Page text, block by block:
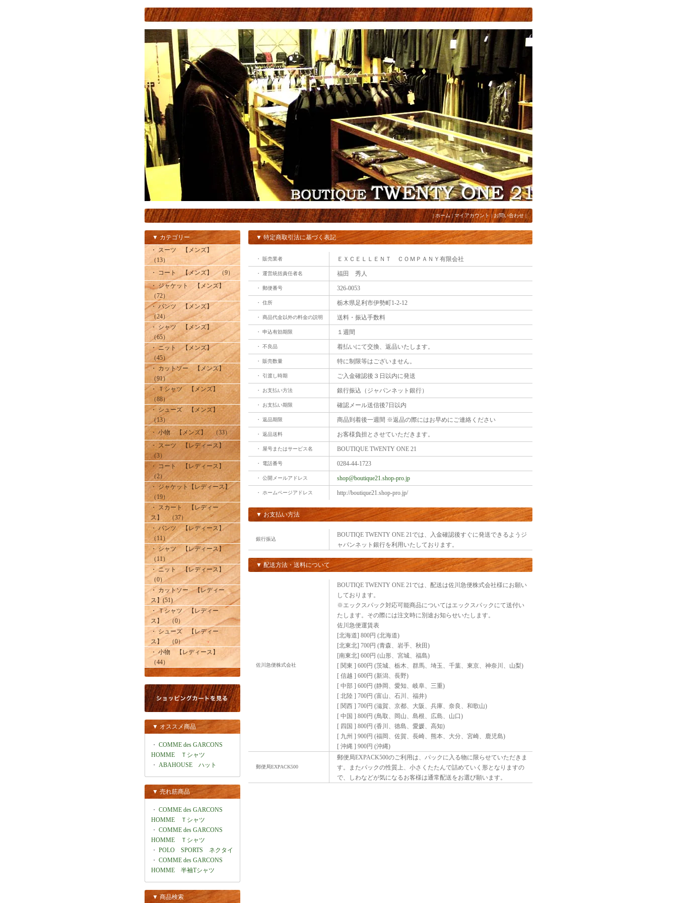
|ホーム|マイアカウント | お問い合わせ |
▼ カテゴリー
・ スーツ 【メンズ】
（13）
・ コート 【メンズ】 （9）
・ ジャケット 【メンズ】
（72）
・ パンツ 【メンズ】
（24）
・ シャツ 【メンズ】
（65）
・ ニット 【メンズ】
（45）
・ カットソー 【メンズ】
（91）
・ Ｔシャツ 【メンズ】
（88）
・ シューズ 【メンズ】
（13）
・ 小物 【メンズ】 （33）
・ スーツ 【レディース】
（3）
・ コート 【レディース】
（2）
・ ジャケット【レディース】
（19）
・ スカート 【レディー
ス】 （37）
・ パンツ 【レディース】
（11）
・ シャツ 【レディース】
（11）
・ ニット 【レディース】
（0）
・ カットソー 【レディー
ス】(51)
・ Ｔシャツ 【レディー
ス】 （0）
・ シューズ 【レディー
ス】 （0）
・ 小物 【レディース】
（44）
▼ オススメ商品
・ COMME des GARCONS
HOMME Ｔシャツ
・ ABAHOUSE ハット
▼ 売れ筋商品
・ COMME des GARCONS
HOMME Ｔシャツ
・ COMME des GARCONS
HOMME Ｔシャツ
・ POLO SPORTS ネクタイ
・ COMME des GARCONS
HOMME 半袖Tシャツ
▼ 商品検索
▼ 特定商取引法に基づく表記
・ 販売業者 ＥＸＣＥＬＬＥＮＴ ＣＯＭＰＡＮＹ有限会社
・ 運営統括責任者名 福田 秀人
・ 郵便番号 326-0053
・ 住所 栃木県足利市伊勢町1-2-12
・ 商品代金以外の料金の説明 送料・振込手数料
・ 申込有効期限 １週間
・ 不良品 着払いにて交換、返品いたします。
・ 販売数量 特に制限等はございません。
・ 引渡し時期 ご入金確認後３日以内に発送
・ お支払い方法 銀行振込（ジャパンネット銀行）
・ お支払い期限 確認メール送信後7日以内
・ 返品期限 商品到着後一週間 ※返品の際にはお早めにご連絡ください
・ 返品送料 お客様負担とさせていただきます。
・ 屋号またはサービス名 BOUTIQUE TWENTY ONE 21
・ 電話番号 0284-44-1723
・ 公開メールアドレス shop@boutique21.shop-pro.jp
・ ホームページアドレス http://boutique21.shop-pro.jp/
▼ お支払い方法
銀行振込
BOUTIQE TWENTY ONE 21では、入金確認後すぐに発送できるようジ
ャパンネット銀行を利用いたしております。
▼ 配送方法・送料について
佐川急便株式会社
BOUTIQE TWENTY ONE 21では、配送は佐川急便株式会社様にお願い
しております。
※エックスパック対応可能商品についてはエックスパックにて送付い
たします。その際には注文時に別途お知らせいたします。
佐川急便運賃表
[北海道] 800円 (北海道)
[北東北] 700円 (青森、岩手、秋田)
[南東北] 600円 (山形、宮城、福島)
[ 関東 ] 600円 (茨城、栃木、群馬、埼玉、千葉、東京、神奈川、山梨)
[ 信越 ] 600円 (新潟、長野)
[ 中部 ] 600円 (静岡、愛知、岐阜、三重)
[ 北陸 ] 700円 (富山、石川、福井)
[ 関西 ] 700円 (滋賀、京都、大阪、兵庫、奈良、和歌山)
[ 中国 ] 800円 (鳥取、岡山、島根、広島、山口)
[ 四国 ] 800円 (香川、徳島、愛媛、高知)
[ 九州 ] 900円 (福岡、佐賀、長崎、熊本、大分、宮崎、鹿児島)
[ 沖縄 ] 900円 (沖縄)
郵便局EXPACK500
郵便局EXPACK500のご利用は、パックに入る物に限らせていただきま
す。またパックの性質上、小さくたたんで詰めていく形となりますの
で、しわなどが気になるお客様は通常配送をお選び願います。